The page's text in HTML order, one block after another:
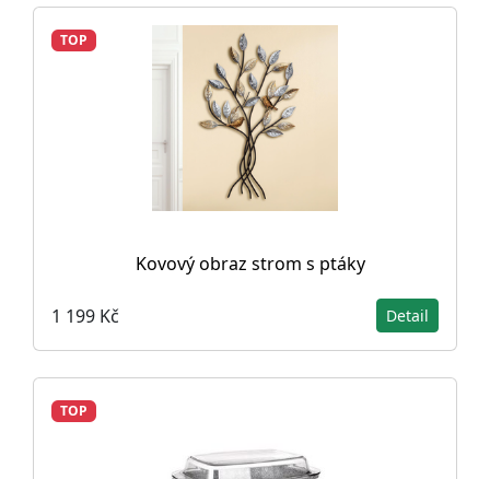
TOP
Kovový obraz strom s ptáky
1 199 Kč Detail
TOP